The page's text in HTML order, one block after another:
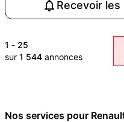
Recevoir
1 - 25
sur 1 544 annonces
Nos services pour